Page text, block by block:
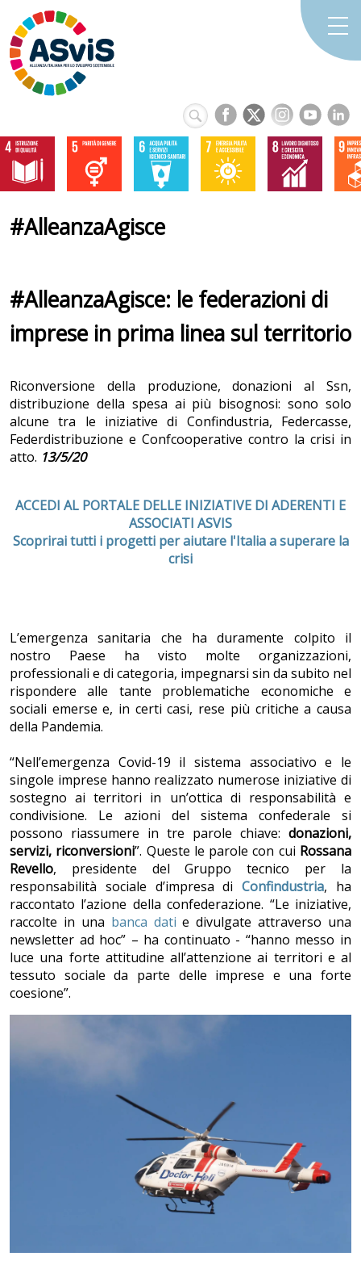
#AlleanzaAgisce
#AlleanzaAgisce: le federazioni di
imprese in prima linea sul territorio
Riconversione della produzione, donazioni al Ssn,
distribuzione della spesa ai più bisognosi: sono solo
alcune tra le iniziative di Confindustria, Federcasse,
Federdistribuzione e Confcooperative contro la crisi in
atto. 13/5/20
ACCEDI AL PORTALE DELLE INIZIATIVE DI ADERENTI E
ASSOCIATI ASVIS
Scoprirai tutti i progetti per aiutare l'Italia a superare la
crisi
L’emergenza sanitaria che ha duramente colpito il
nostro Paese ha visto molte organizzazioni,
professionali e di categoria, impegnarsi sin da subito nel
rispondere alle tante problematiche economiche e
sociali emerse e, in certi casi, rese più critiche a causa
della Pandemia.
“Nell’emergenza Covid-19 il sistema associativo e le
singole imprese hanno realizzato numerose iniziative di
sostegno ai territori in un’ottica di responsabilità e
condivisione. Le azioni del sistema confederale si
possono riassumere in tre parole chiave: donazioni,
servizi, riconversioni”. Queste le parole con cui Rossana
Revello, presidente del Gruppo tecnico per la
responsabilità sociale d’impresa diConfindustria, ha
raccontato l’azione della confederazione. “Le iniziative,
raccolte in una banca dati e divulgate attraverso una
newsletter ad hoc” – ha continuato - “hanno messo in
luce una forte attitudine all’attenzione ai territori e al
tessuto sociale da parte delle imprese e una forte
coesione”.